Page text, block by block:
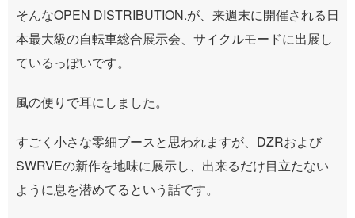
そんなOPEN DISTRIBUTION.が、来週末に開催される日
本最大級の自転車総合展示会、サイクルモードに出展し
ているっぽいです。
風の便りで耳にしました。
すごく小さな零細ブースと思われますが、DZRおよび
SWRVEの新作を地味に展示し、出来るだけ目立たない
ように息を潜めてるという話です。